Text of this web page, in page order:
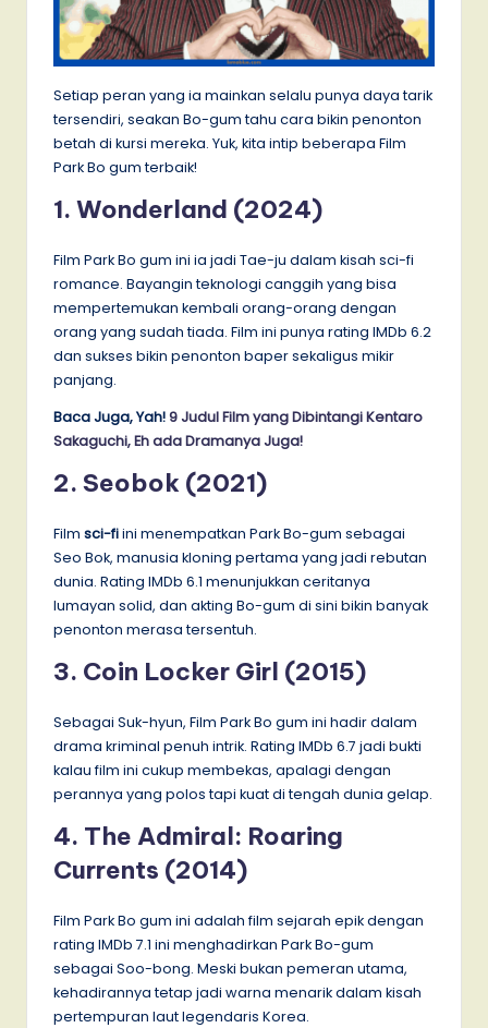
Setiap peran yang ia mainkan selalu punya daya tarik
tersendiri, seakan Bo-gum tahu cara bikin penonton
betah di kursi mereka. Yuk, kita intip beberapa Film
Park Bo gum terbaik!
1. Wonderland (2024)
Film Park Bo gum ini ia jadi Tae-ju dalam kisah sci-fi
romance. Bayangin teknologi canggih yang bisa
mempertemukan kembali orang-orang dengan
orang yang sudah tiada. Film ini punya rating IMDb 6.2
dan sukses bikin penonton baper sekaligus mikir
panjang.
Baca Juga, Yah!9 Judul Film yang Dibintangi Kentaro
Sakaguchi, Eh ada Dramanya Juga!
2. Seobok (2021)
Film sci-fiini menempatkan Park Bo-gum sebagai
Seo Bok, manusia kloning pertama yang jadi rebutan
dunia. Rating IMDb 6.1 menunjukkan ceritanya
lumayan solid, dan akting Bo-gum di sini bikin banyak
penonton merasa tersentuh.
3. Coin Locker Girl (2015)
Sebagai Suk-hyun, Film Park Bo gum ini hadir dalam
drama kriminal penuh intrik. Rating IMDb 6.7 jadi bukti
kalau film ini cukup membekas, apalagi dengan
perannya yang polos tapi kuat di tengah dunia gelap.
4. The Admiral: Roaring
Currents (2014)
Film Park Bo gum ini adalah film sejarah epik dengan
rating IMDb 7.1 ini menghadirkan Park Bo-gum
sebagai Soo-bong. Meski bukan pemeran utama,
kehadirannya tetap jadi warna menarik dalam kisah
pertempuran laut legendaris Korea.